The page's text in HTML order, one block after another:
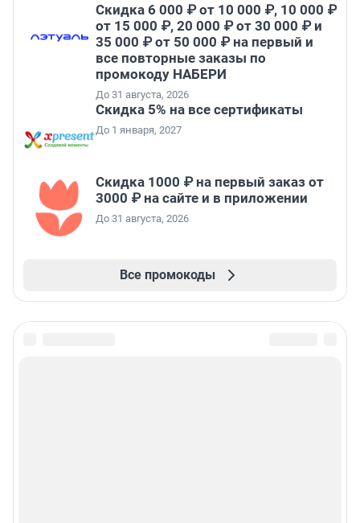
Скидка 6 000 ₽ от 10 000 ₽, 10 000 ₽
от 15 000 ₽, 20 000 ₽ от 30 000 ₽ и
35 000 ₽ от 50 000 ₽ на первый и
все повторные заказы по
промокоду НАБЕРИ
До 31 августа, 2026
Скидка 5% на все сертификаты
До 1 января, 2027
Скидка 1000 ₽ на первый заказ от
3000 ₽ на сайте и в приложении
До 31 августа, 2026
Все промокоды